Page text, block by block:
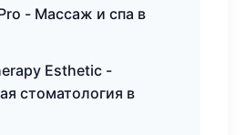
- Массаж и спа в
Esthetic -
стоматология в